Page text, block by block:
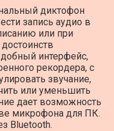
диктофон
запись аудио в
или при
интерфейс,
рекордера, с
звучание,
или уменьшить
дает возможность
микрофона для ПК.
Bluetooth.